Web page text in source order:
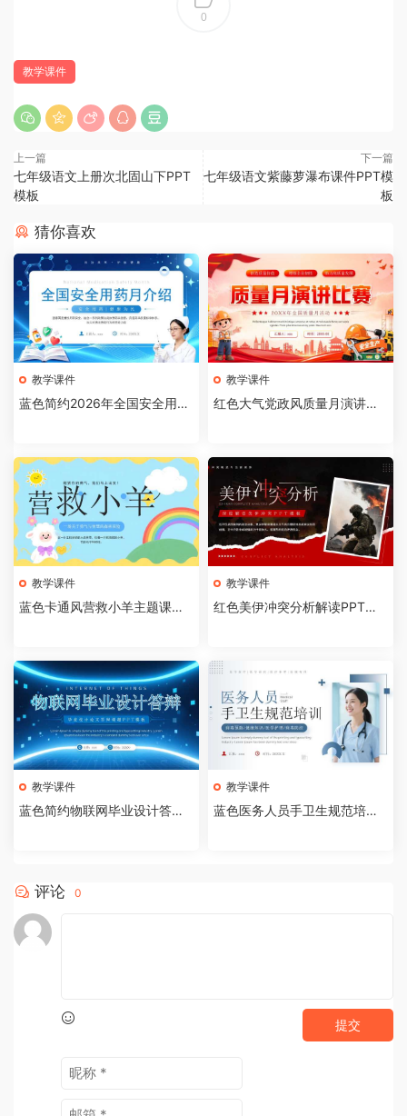
0
教学课件
上一篇
七年级语文上册次北固山下PPT
模板
下一篇
七年级语文紫藤萝瀑布课件PPT模
板
猜你喜欢
教学课件
蓝色简约2026年全国安全用药
教学课件
红色大气党政风质量月演讲比
教学课件
蓝色卡通风营救小羊主题课件P
教学课件
红色美伊冲突分析解读PPT模
教学课件
蓝色简约物联网毕业设计答辩P
教学课件
蓝色医务人员手卫生规范培训
评论 0
提交